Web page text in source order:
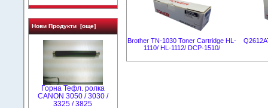
Нови Продукти [още]
Горна Тефл. ролка
CANON 3050 / 3030 /
3325 / 3825
Brother TN-1030 Toner Cartridge HL-
1110/ HL-1112/ DCP-1510/